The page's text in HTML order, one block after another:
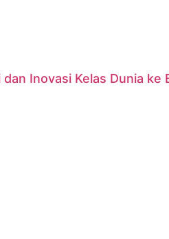
Inovasi Kelas Dunia ke